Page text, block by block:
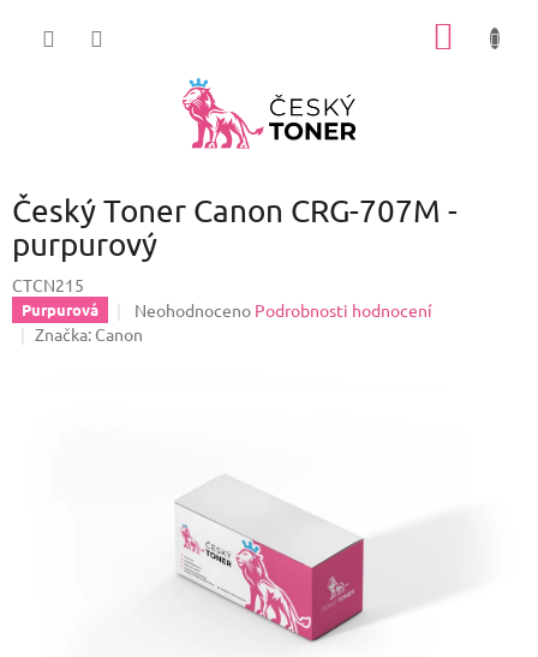
Český Toner Canon CRG-707M -
purpurový
CTCN215
Purpurová
Průměrné
hodnocení
Neohodnoceno Podrobnosti hodnocení
Značka: Canon